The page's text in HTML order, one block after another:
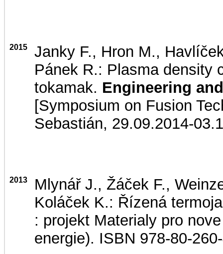
2015
Janky F., Hron M.,
Pánek R.: Plasma density
tokamak. Engineering
[Symposium on Fusion
Sebastián, 29.09.2014-
2013
Mlynář J., Žáček F.,
Koláček K.: Řízená
: projekt Materialy pro
energie). ISBN 978-80-